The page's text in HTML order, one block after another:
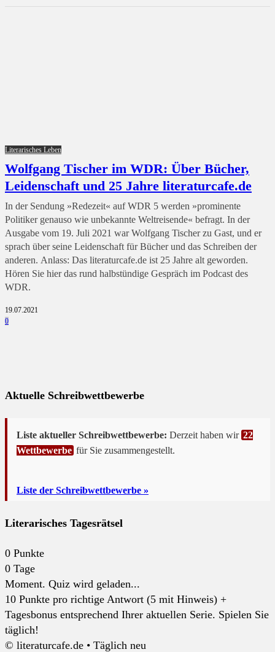
Literarisches Leben
Wolfgang Tischer im WDR: Über Bücher,
Leidenschaft und 25 Jahre literaturcafe.de
In der Sendung »Redezeit« auf WDR 5 werden »prominente
Politiker genauso wie unbekannte Weltreisende« befragt. In der
Ausgabe vom 19. Juli 2021 war Wolfgang Tischer zu Gast, und er
sprach über seine Leidenschaft für Bücher und das Schreiben der
anderen. Anlass: Das literaturcafe.de ist 25 Jahre alt geworden.
Hören Sie hier das rund halbstündige Gespräch im Podcast des
WDR.
19.07.2021
0
Aktuelle Schreibwettbewerbe
Liste aktueller Schreibwettbewerbe: Derzeit haben wir 22
Wettbewerbe für Sie zusammengestellt.
Liste der Schreibwettbewerbe »
Literarisches Tagesrätsel
0 Punkte
0 Tage
Moment. Quiz wird geladen...
10 Punkte pro richtige Antwort (5 mit Hinweis) +
Tagesbonus entsprechend Ihrer aktuellen Serie. Spielen Sie
täglich!
© literaturcafe.de • Täglich neu